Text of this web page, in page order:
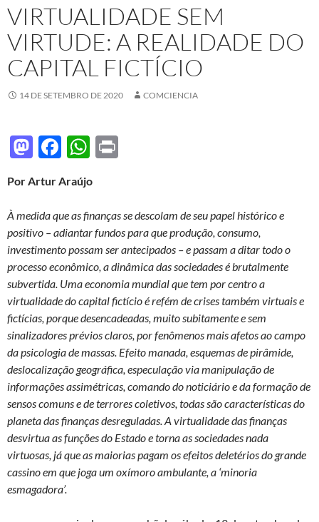
VIRTUALIDADE SEM
VIRTUDE: A REALIDADE DO
CAPITAL FICTÍCIO
14 DE SETEMBRO DE 2020 COMCIENCIA
M
to
d
o
n
F
e
b
o
o
k
W
at
s
A
p
p
Por Artur Araújo
À medida que as finanças se descolam de seu papel histórico e
positivo – adiantar fundos para que produção, consumo,
investimento possam ser antecipados – e passam a ditar todo o
processo econômico, a dinâmica das sociedades é brutalmente
subvertida. Uma economia mundial que tem por centro a
virtualidade do capital fictício é refém de crises também virtuais e
fictícias, porque desencadeadas, muito subitamente e sem
sinalizadores prévios claros, por fenômenos mais afetos ao campo
da psicologia de massas. Efeito manada, esquemas de pirâmide,
deslocalização geográfica, especulação via manipulação de
informações assimétricas, comando do noticiário e da formação de
sensos comuns e de terrores coletivos, todas são características do
planeta das finanças desreguladas. A virtualidade das finanças
desvirtua as funções do Estado e torna as sociedades nada
virtuosas, já que as maiorias pagam os efeitos deletérios do grande
cassino em que joga um oxímoro ambulante, a ‘minoria
esmagadora’.